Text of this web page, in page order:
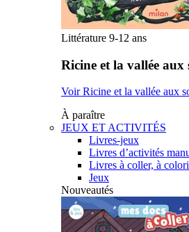
Littérature 9-12 ans
Ricine et la vallée aux
Voir Ricine et la vallée aux
À paraître
JEUX ET ACTIVITÉS
Livres-jeux
Livres d’activités
Livres à coller, à
Jeux
Nouveautés